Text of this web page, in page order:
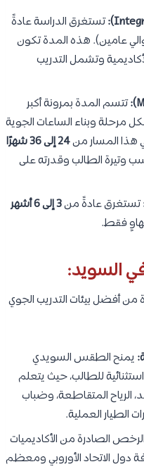
تستغرق الدراسة عادةً
عامين). هذه المدة تكون
وتشمل التدريب
تتسم المدة بمرونة أكبر
مرحلة وبناء الساعات الجوية
هذا المسار من24 إلى 36 شهرًا
أكثر بحسب وتيرة الطالب وقدرته على
تستغرق عادةً من3 إلى 6 أشهر
فقط.
السويد:
أفضل بيئات التدريب الجوي
يمنح الطقس السويدي
للطالب، حيث يتعلم
الرياح المتقاطعة، وضباب
الطيار العملية.
الرخص الصادرة من الأكاديميات
دول الاتحاد الأوروبي ومعظم